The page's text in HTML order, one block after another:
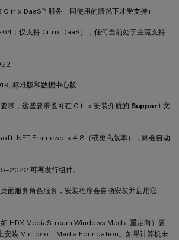
Citrix DaaS ™服务一同使用的情况下才受支持）
；仅支持 Citrix DaaS），任何当前处于主流支持
标准版和数据中心版
求，这些要求也可在 Citrix 安装介质的 Support 文
.NET Framework 4.8（或更高版本），则会自动
可再发行组件。
面服务角色服务，安装程序会自动安装并启用它
HDX MediaStream Windows Media 重定向）要
安装 Microsoft Media Foundation。如果计算机未